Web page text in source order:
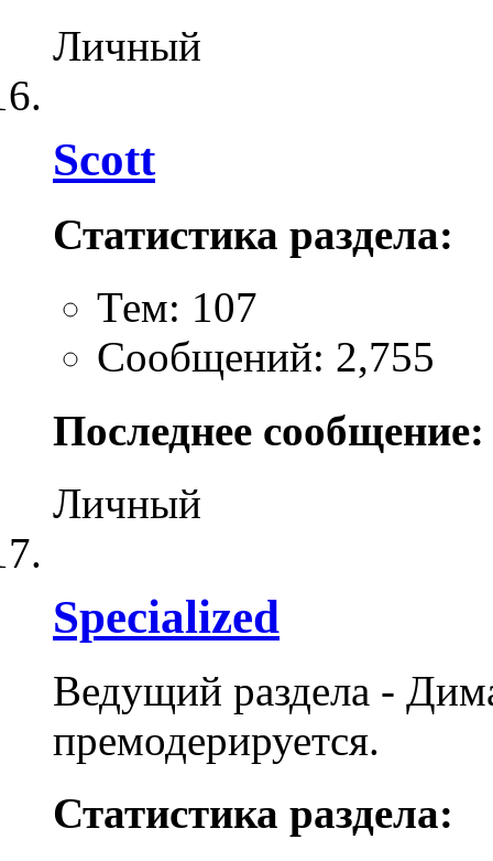
Личный
Scott
Статистика раздела:
Тем: 107
Сообщений: 2,755
Последнее сообщение:
Личный
Specialized
Ведущий раздела -
премодерируется.
Статистика раздела: